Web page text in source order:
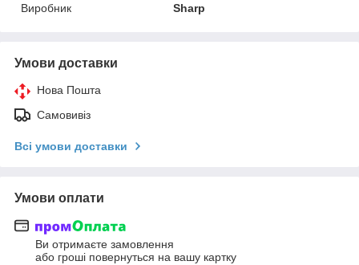
Виробник
Sharp
Умови доставки
Нова Пошта
Самовивіз
Всі умови доставки
Умови оплати
Ви отримаєте замовлення
або гроші повернуться на вашу картку